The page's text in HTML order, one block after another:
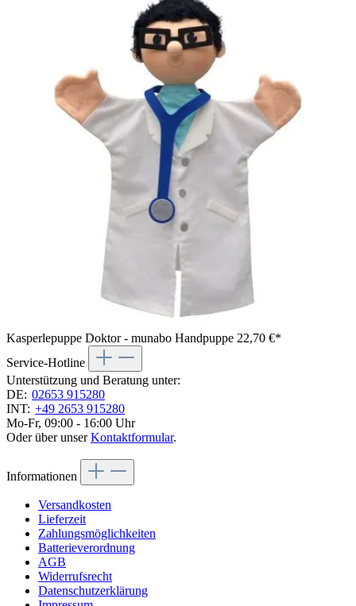
Kasperlepuppe Doktor - munabo Handpuppe 22,70 €*
Service-Hotline
Unterstützung und Beratung unter:
DE: 02653 915280
INT: +49 2653 915280
Mo-Fr, 09:00 - 16:00 Uhr
Oder über unserKontaktformular.
Informationen
Versandkosten
Lieferzeit
Zahlungsmöglichkeiten
Batterieverordnung
AGB
Widerrufsrecht
Datenschutzerklärung